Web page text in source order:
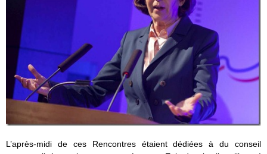
L’après-midi de ces Rencontres étaient dédiées à du conseil